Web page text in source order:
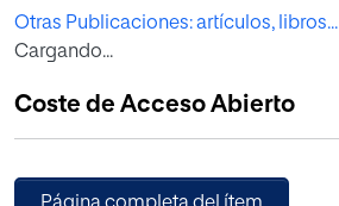
Otras Publicaciones: artículos, libros...
Cargando...
Coste de Acceso Abierto